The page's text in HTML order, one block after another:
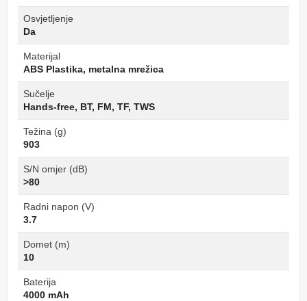
Osvjetljenje
Da
Materijal
ABS Plastika, metalna mrežica
Sučelje
Hands-free, BT, FM, TF, TWS
Težina (g)
903
S/N omjer (dB)
>80
Radni napon (V)
3.7
Domet (m)
10
Baterija
4000 mAh